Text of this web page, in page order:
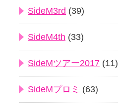
SideM3rd (39)
SideM4th (33)
SideMツアー2017 (11)
SideMプロミ (63)